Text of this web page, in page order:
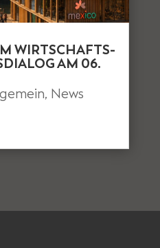
WIRTSCHAFTS-
AM 06.
, News